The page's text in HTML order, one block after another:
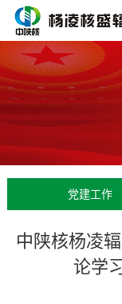
党建工作
中陕核杨凌
论学